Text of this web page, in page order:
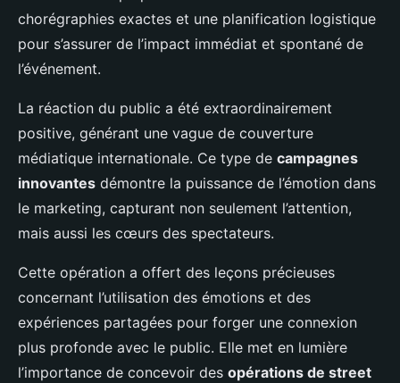
chorégraphies exactes et une planification logistique
pour s’assurer de l’impact immédiat et spontané de
l’événement.
La réaction du public a été extraordinairement
positive, générant une vague de couverture
médiatique internationale. Ce type de campagnes
innovantes démontre la puissance de l’émotion dans
le marketing, capturant non seulement l’attention,
mais aussi les cœurs des spectateurs.
Cette opération a offert des leçons précieuses
concernant l’utilisation des émotions et des
expériences partagées pour forger une connexion
plus profonde avec le public. Elle met en lumière
l’importance de concevoir des opérations de street